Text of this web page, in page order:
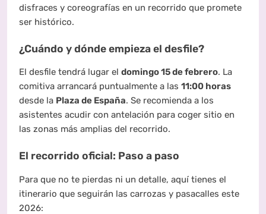
disfraces y coreografías en un recorrido que promete
ser histórico.
¿Cuándo y dónde empieza el desfile?
El desfile tendrá lugar el domingo 15 de febrero. La
comitiva arrancará puntualmente a las 11:00 horas
desde la Plaza de España. Se recomienda a los
asistentes acudir con antelación para coger sitio en
las zonas más amplias del recorrido.
El recorrido oficial: Paso a paso
Para que no te pierdas ni un detalle, aquí tienes el
itinerario que seguirán las carrozas y pasacalles este
2026: